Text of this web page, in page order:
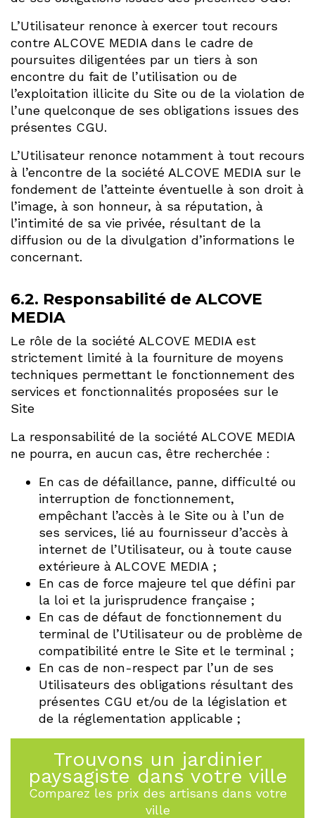
L’Utilisateur renonce à exercer tout recours
contre ALCOVE MEDIA dans le cadre de
poursuites diligentées par un tiers à son
encontre du fait de l’utilisation ou de
l’exploitation illicite du Site ou de la violation de
l’une quelconque de ses obligations issues des
présentes CGU.
L’Utilisateur renonce notamment à tout recours
à l’encontre de la société ALCOVE MEDIA sur le
fondement de l’atteinte éventuelle à son droit à
l’image, à son honneur, à sa réputation, à
l’intimité de sa vie privée, résultant de la
diffusion ou de la divulgation d’informations le
concernant.
6.2. Responsabilité de ALCOVE
MEDIA
Le rôle de la société ALCOVE MEDIA est
strictement limité à la fourniture de moyens
techniques permettant le fonctionnement des
services et fonctionnalités proposées sur le
Site
La responsabilité de la société ALCOVE MEDIA
ne pourra, en aucun cas, être recherchée :
En cas de défaillance, panne, difficulté ou
interruption de fonctionnement,
empêchant l’accès à le Site ou à l’un de
ses services, lié au fournisseur d’accès à
internet de l’Utilisateur, ou à toute cause
extérieure à ALCOVE MEDIA ;
En cas de force majeure tel que défini par
la loi et la jurisprudence française ;
En cas de défaut de fonctionnement du
terminal de l’Utilisateur ou de problème de
compatibilité entre le Site et le terminal ;
En cas de non-respect par l’un de ses
Utilisateurs des obligations résultant des
présentes CGU et/ou de la législation et
de la réglementation applicable ;
Trouvons un jardinier
paysagiste dans votre ville
Comparez les prix des artisans dans votre
ville